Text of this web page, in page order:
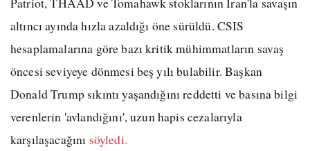
altıncı ayında hızla azaldığı öne sürüldü. CSIS
hesaplamalarına göre bazı kritik mühimmatların savaş
öncesi seviyeye dönmesi beş yılı bulabilir. Başkan
Donald Trump sıkıntı yaşandığını reddetti ve basına bilgi
verenlerin 'avlandığını', uzun hapis cezalarıyla
karşılaşacağını söyledi.